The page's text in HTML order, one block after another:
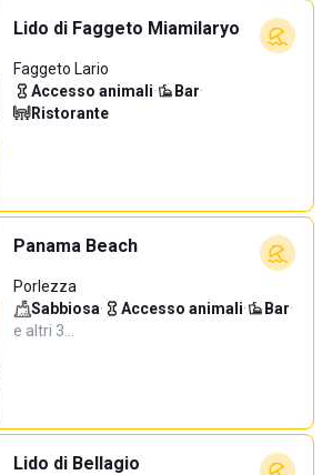
Lido di Faggeto Miamilaryo
Faggeto Lario
Accesso animali· Bar·
Ristorante
Panama Beach
Porlezza
Sabbiosa· Accesso animali· Bar·
e altri 3…
Lido di Bellagio